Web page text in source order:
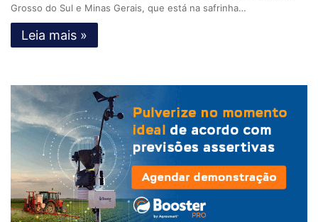
Grosso do Sul e Minas Gerais, que está na safrinha…
Leia mais »